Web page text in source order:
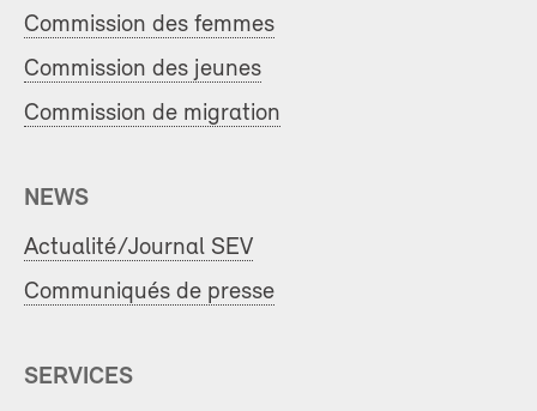
Commission des femmes
Commission des jeunes
Commission de migration
NEWS
Actualité/Journal SEV
Communiqués de presse
SERVICES